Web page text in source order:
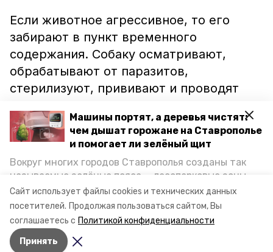
Сайт использует файлы cookies и технических данных
посетителей. Продолжая пользоваться сайтом, Вы
соглашаетесь с Политикой конфиденциальности
Принять
Машины портят, а деревья чистят:
чем дышат горожане на Ставрополье
и помогает ли зелёный щит
Вокруг многих городов Ставрополья созданы так
называемые зелёные пояса — лесопарковые зоны,
снижающие негативное воздействие выхлопных
газов на атмосферу. Справляются ли они с
постоянно растущим потоком автотранспорта и
каким воздухом дышат жители края, узнала
корреспондент «Победы26».
Если животное агрессивное, то его
забирают в пункт временного
содержания. Собаку осматривают,
обрабатывают от паразитов,
стерилизуют, прививают и проводят
в место обитания. По закону все
действия, направленные на
безнадзорных животных, должны быть
гуманными и безболезненными.
Авторы: Мила Гень